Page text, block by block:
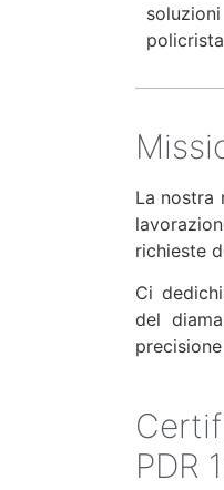
La nostra
richieste
Ci
del
PDR